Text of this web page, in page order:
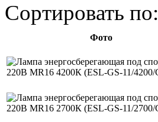
Сортировать по:
Фото